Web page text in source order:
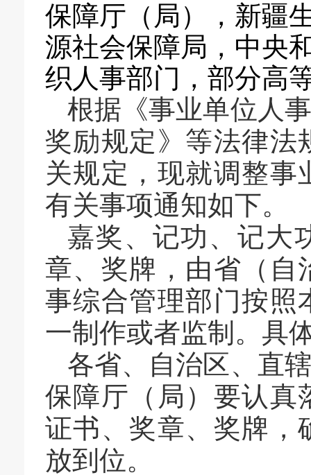
保障厅（局），新疆
源社会保障局，中央
织人事部门，部分高
根据《事业单位人
奖励规定》等法律法
关规定，现就调整事
有关事项通知如下。
嘉奖、记功、记大
章、奖牌，由省（自
事综合管理部门按照
一制作或者监制。具
各省、自治区、直
保障厅（局）要认真
证书、奖章、奖牌，
放到位。